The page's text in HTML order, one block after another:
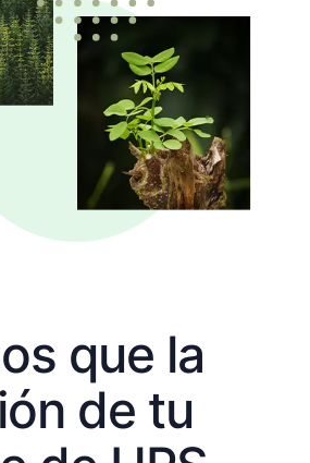
que la
de tu